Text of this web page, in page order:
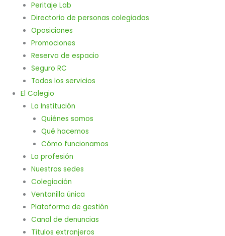
Peritaje Lab
Directorio de personas colegiadas
Oposiciones
Promociones
Reserva de espacio
Seguro RC
Todos los servicios
El Colegio
La Institución
Quiénes somos
Qué hacemos
Cómo funcionamos
La profesión
Nuestras sedes
Colegiación
Ventanilla única
Plataforma de gestión
Canal de denuncias
Títulos extranjeros